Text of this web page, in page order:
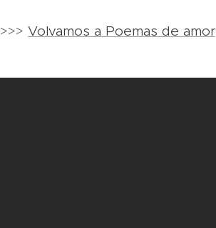
>>> Volvamos a Poemas de amor